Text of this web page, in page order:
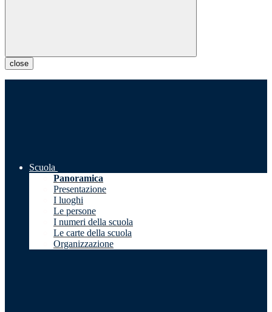
close
Scuola
Panoramica
Presentazione
I luoghi
Le persone
I numeri della scuola
Le carte della scuola
Organizzazione